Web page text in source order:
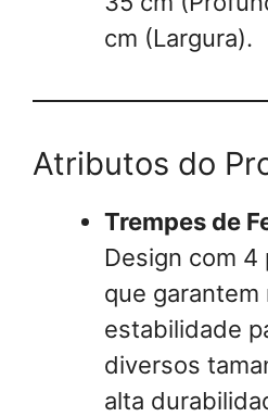
cm (Largura).
Atributos do
Trempes de
Design com 4
que garantem
estabilidade
diversos
alta